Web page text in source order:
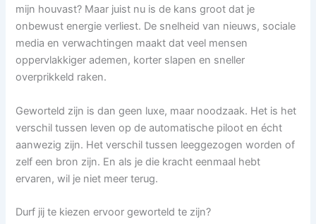
mijn houvast? Maar juist nu is de kans groot dat je
onbewust energie verliest. De snelheid van nieuws, sociale
media en verwachtingen maakt dat veel mensen
oppervlakkiger ademen, korter slapen en sneller
overprikkeld raken.
Geworteld zijn is dan geen luxe, maar noodzaak. Het is het
verschil tussen leven op de automatische piloot en écht
aanwezig zijn. Het verschil tussen leeggezogen worden of
zelf een bron zijn. En als je die kracht eenmaal hebt
ervaren, wil je niet meer terug.
Durf jij te kiezen ervoor geworteld te zijn?